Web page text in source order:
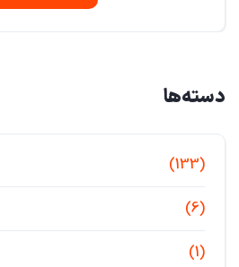
دسته‌ها
(133)
(6)
(1)